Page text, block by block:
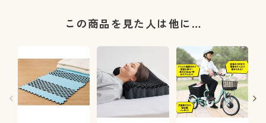
この商品を見た人は他に…